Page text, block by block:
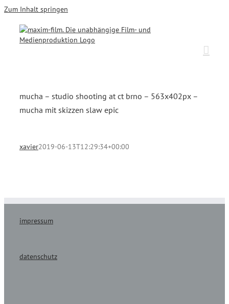
Zum Inhalt springen
mucha – studio shooting at ct brno – 563x402px –
mucha mit skizzen slaw epic
xavier2019-06-13T12:29:34+00:00
impressum
datenschutz